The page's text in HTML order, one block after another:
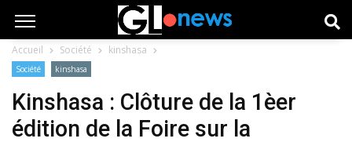
Accueil Société kinshasa
Société kinshasa
Kinshasa : Clôture de la 1èer
édition de la Foire sur la